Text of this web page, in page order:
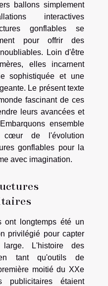
ballons simplement
interactives
gonflables se
pour offrir des
Loin d'être
elles incarnent
sophistiquée et une
Le présent texte
fascinant de ces
leurs avancées et
ensemble
de l'évolution
gonflables pour la
avec imagination.
ont longtemps été un
privilégié pour capter
L'histoire des
tant qu'outils de
moitié du XXe
étaient